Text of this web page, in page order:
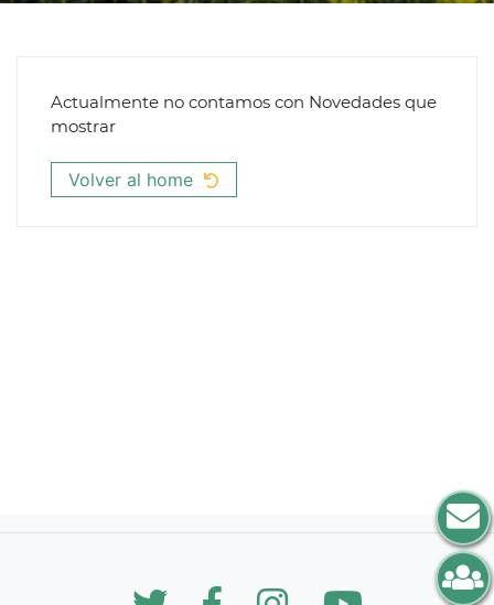
Actualmente no contamos con Novedades que
mostrar
Volver al home